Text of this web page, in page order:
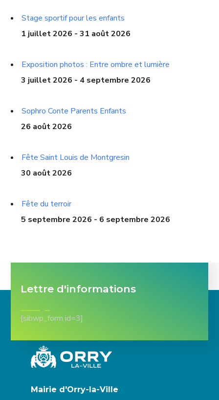
Stage sportif pour les enfants
1 juillet 2026 - 31 août 2026
Exposition photos : Entre ombre et lumière
3 juillet 2026 - 4 septembre 2026
Sophro Conte Parents Enfants
26 août 2026
Fête Saint Louis de Montgresin
30 août 2026
Fête du terroir
5 septembre 2026 - 6 septembre 2026
Lettre d'informations
[sibwp_form id=3]
Mairie d'Orry-la-Ville